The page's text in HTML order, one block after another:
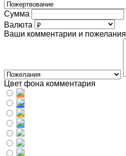
Сумма
Валюта
Ваши комментарии и пожелания
Цвет фона комментария